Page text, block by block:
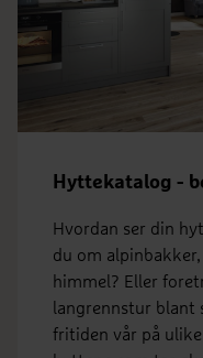
Hyttekatalog -
Hvordan ser din
du om
himmel? Eller
langrennstur
fritiden vår på